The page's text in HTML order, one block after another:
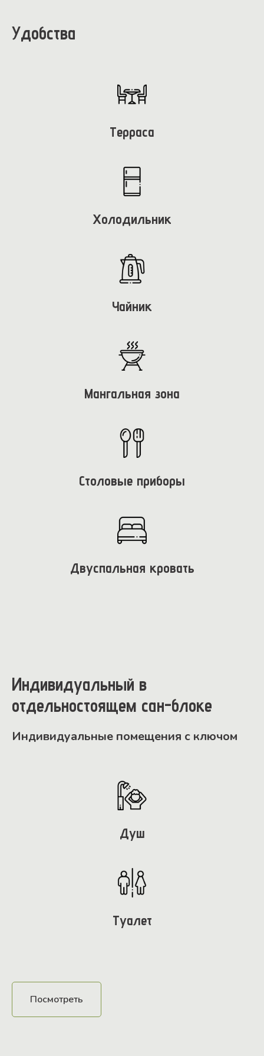
Удобства
Терраса
Холодильник
Чайник
Мангальная зона
Столовые приборы
Двуспальная кровать
Индивидуальный в
отдельностоящем сан-блоке
Индивидуальные помещения с ключом
Душ
Туалет
Посмотреть